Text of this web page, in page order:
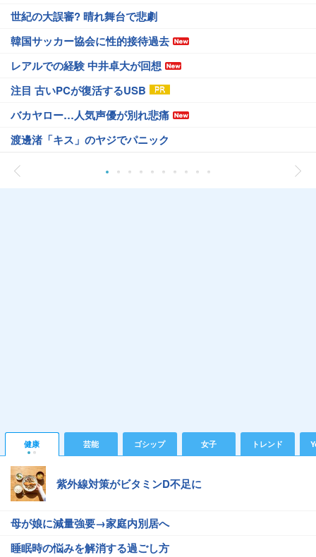
世紀の大誤審? 晴れ舞台で悲劇
韓国サッカー協会に性的接待過去
レアルでの経験 中井卓大が回想
注目 古いPCが復活するUSB
バカヤロー…人気声優が別れ悲痛
渡邊渚「キス」のヤジでパニック
健康 芸能 ゴシップ 女子 トレンド
紫外線対策がビタミンD不足に
母が娘に減量強要→家庭内別居へ
睡眠時の悩みを解消する過ごし方